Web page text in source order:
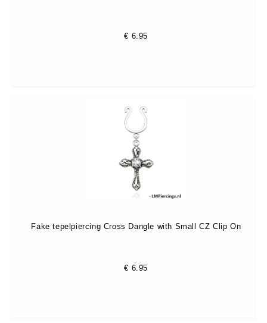
€ 6.95
Fake tepelpiercing Cross Dangle with Small CZ Clip On
€ 6.95